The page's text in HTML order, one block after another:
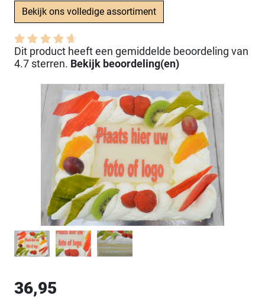
Bekijk ons volledige assortiment
Dit product heeft een gemiddelde beoordeling van
4.7 sterren. Bekijk beoordeling(en)
36,95